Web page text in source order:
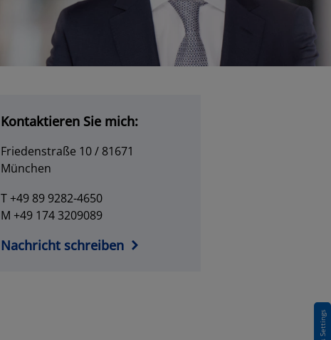
Kontaktieren Sie mich:
Friedenstraße 10 / 81671
München
T +49 89 9282-4650
M +49 174 3209089
Nachricht schreiben